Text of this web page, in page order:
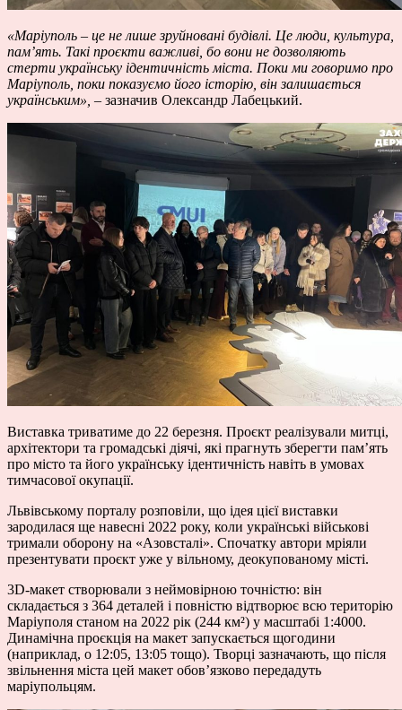
«Маріуполь – це не лише зруйновані будівлі. Це люди, культура,
пам’ять. Такі проєкти важливі, бо вони не дозволяють
стерти українську ідентичність міста. Поки ми говоримо про
Маріуполь, поки показуємо його історію, він залишається
українським», – зазначив Олександр Лабецький.
Виставка триватиме до 22 березня. Проєкт реалізували митці,
архітектори та громадські діячі, які прагнуть зберегти пам’ять
про місто та його українську ідентичність навіть в умовах
тимчасової окупації.
Львівському порталу розповіли, що ідея цієї виставки
зародилася ще навесні 2022 року, коли українські військові
тримали оборону на «Азовсталі». Спочатку автори мріяли
презентувати проєкт уже у вільному, деокупованому місті.
3D-макет створювали з неймовірною точністю: він
складається з 364 деталей і повністю відтворює всю територію
Маріуполя станом на 2022 рік (244 км²) у масштабі 1:4000.
Динамічна проєкція на макет запускається щогодини
(наприклад, о 12:05, 13:05 тощо). Творці зазначають, що після
звільнення міста цей макет обов’язково передадуть
маріупольцям.